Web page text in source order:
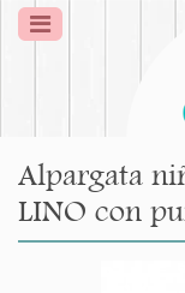
Alpargata
LINO con